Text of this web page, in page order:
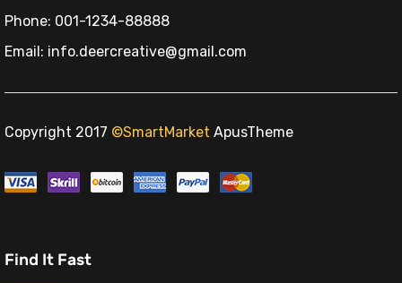
Phone: 001-1234-88888
Email: info.deercreative@gmail.com
Copyright 2017 ©SmartMarket ApusTheme
Find It Fast